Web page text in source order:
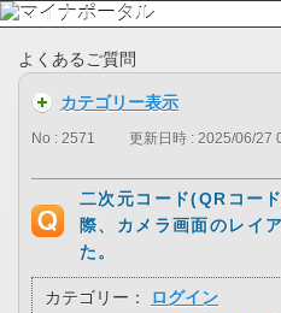
よくあるご質問
カテゴリー表示
No : 2571 更新日時 : 2025/06/27
二次元コード(QRコー
際、カメラ画面のレイ
た。
カテゴリー：
ログイン